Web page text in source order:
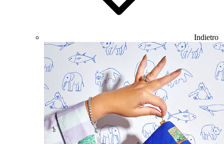
Indietro